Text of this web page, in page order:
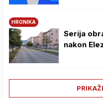
HRONIKA
Serija
nakon